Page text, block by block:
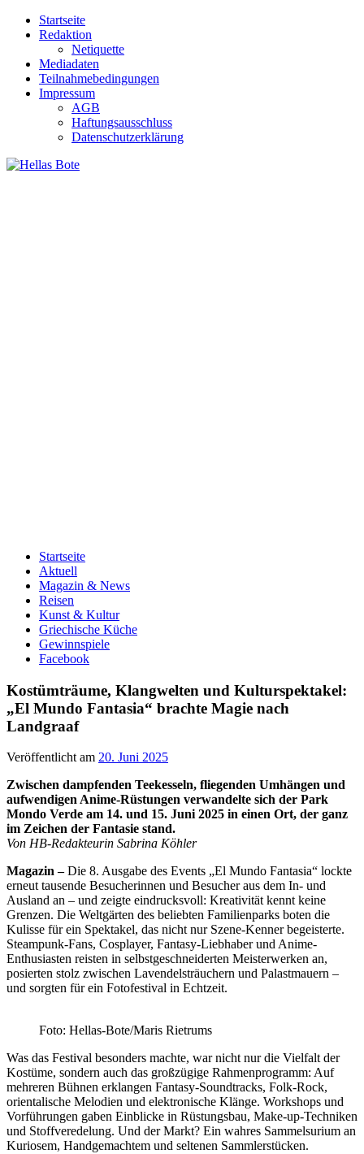
Zum
Inhalt
Startseite
Redaktion
Netiquette
Mediadaten
Teilnahmebedingungen
Impressum
AGB
Haftungsausschluss
Datenschutzerklärung
Startseite
Aktuell
Magazin & News
Reisen
Kunst & Kultur
Griechische Küche
Gewinnspiele
Facebook
Kostümträume, Klangwelten und Kulturspektakel:
„El Mundo Fantasia“ brachte Magie nach
Landgraaf
Veröffentlicht am 20. Juni 2025
Zwischen dampfenden Teekesseln, fliegenden Umhängen und
aufwendigen Anime-Rüstungen verwandelte sich der Park
Mondo Verde am 14. und 15. Juni 2025 in einen Ort, der ganz
im Zeichen der Fantasie stand.
Von HB-Redakteurin Sabrina Köhler
Magazin –Die 8. Ausgabe des Events „El Mundo Fantasia“ lockte
erneut tausende Besucherinnen und Besucher aus dem In- und
Ausland an – und zeigte eindrucksvoll: Kreativität kennt keine
Grenzen. Die Weltgärten des beliebten Familienparks boten die
Kulisse für ein Spektakel, das nicht nur Szene-Kenner begeisterte.
Steampunk-Fans, Cosplayer, Fantasy-Liebhaber und Anime-
Enthusiasten reisten in selbstgeschneiderten Meisterwerken an,
posierten stolz zwischen Lavendelsträuchern und Palastmauern –
und sorgten für ein Fotofestival in Echtzeit.
Foto: Hellas-Bote/Maris Rietrums
Was das Festival besonders machte, war nicht nur die Vielfalt der
Kostüme, sondern auch das großzügige Rahmenprogramm: Auf
mehreren Bühnen erklangen Fantasy-Soundtracks, Folk-Rock,
orientalische Melodien und elektronische Klänge. Workshops und
Vorführungen gaben Einblicke in Rüstungsbau, Make-up-Techniken
und Stoffveredelung. Und der Markt? Ein wahres Sammelsurium an
Kuriosem, Handgemachtem und seltenen Sammlerstücken.